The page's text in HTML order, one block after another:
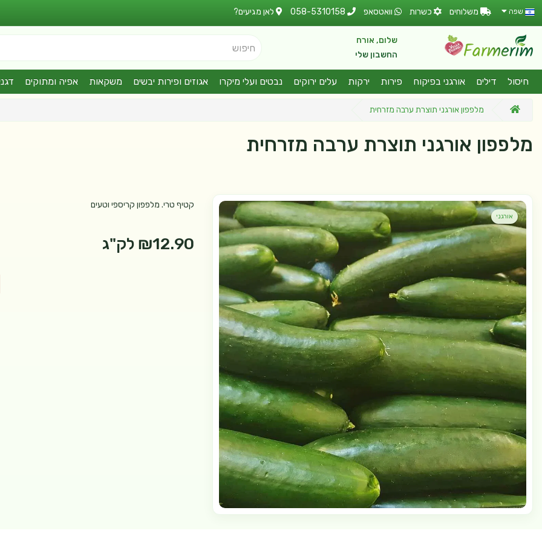
שפה משלוחים כשרות וואטסאפ 058-5310158 לאן מגיעים?
שלום, אורח
החשבון שלי
חיפוש
חיסול דילים אורגני בפיקוח פירות ירקות עלים ירוקים נבטים ועלי מיקרו אגוזים ופירות יבשים משקאות אפיה ומתוקים
מלפפון אורגני תוצרת ערבה מזרחית
מלפפון אורגני תוצרת ערבה מזרחית
אורגני
קטיף טרי. מלפפון קריספי וטעים
₪12.90 לק"ג